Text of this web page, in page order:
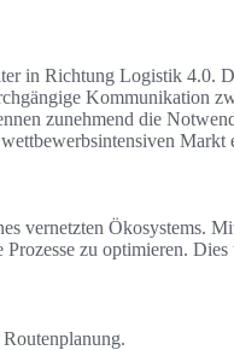
in Richtung Logistik 4.0.
Kommunikation
zunehmend die
Markt
vernetzten Ökosystems.
zu optimieren. Dies